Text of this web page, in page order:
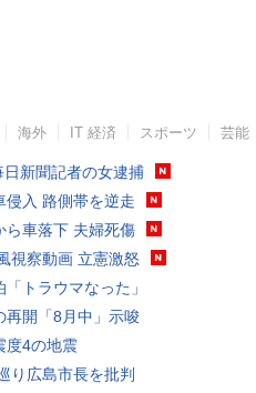
海外 IT 経済 スポーツ 芸能
日新聞記者の女逮捕
侵入 路側帯を逆走
ら車落下 夫婦死傷
視察動画 立憲激怒
トラウマなった」
再開「8月中」示唆
度4の地震
り広島市長を批判